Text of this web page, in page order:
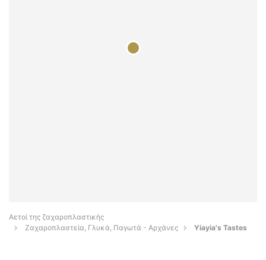
Αετοί της ζαχαροπλαστικής
Ζαχαροπλαστεία, Γλυκά, Παγωτά - Αρχάνες
Yiayia's Tastes